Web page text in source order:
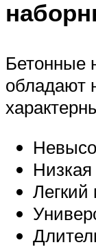
Бетонные
обладают
Низкая
Легкий